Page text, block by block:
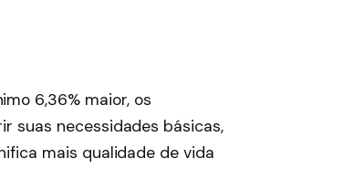
6,36% maior, os
suas necessidades básicas,
mais qualidade de vida